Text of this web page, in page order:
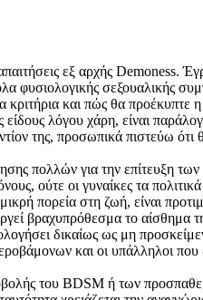
εξ αρχής Demoness.
φυσιολογικής σεξουαλικής
κριτήρια και πώς θα
λόγου χάρη, είναι
της, προσωπικά πιστεύω
πολλών για την επίτευξη
ούτε οι γυναίκες τα
πορεία στη ζωή, είναι
βραχυπρόθεσμα το αίσθημα
δικαίως ως μη
και οι υπάλληλοι
του BDSM ή των